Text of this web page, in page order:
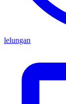
lelungan